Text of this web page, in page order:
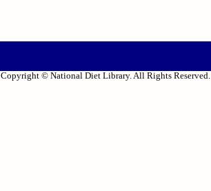
Copyright © National Diet Library. All Rights Reserved.